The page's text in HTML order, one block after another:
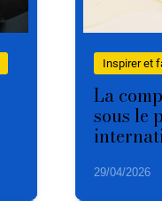
Inspirer et
La
sous le
29/04/2026